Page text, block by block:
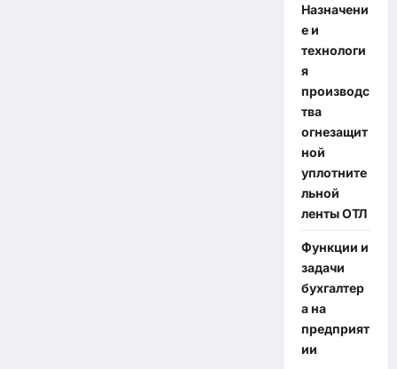
Назначени
е и
технологи
я
производс
тва
огнезащит
ной
уплотните
льной
ленты ОТЛ
Функции и
задачи
бухгалтер
а на
предприят
ии